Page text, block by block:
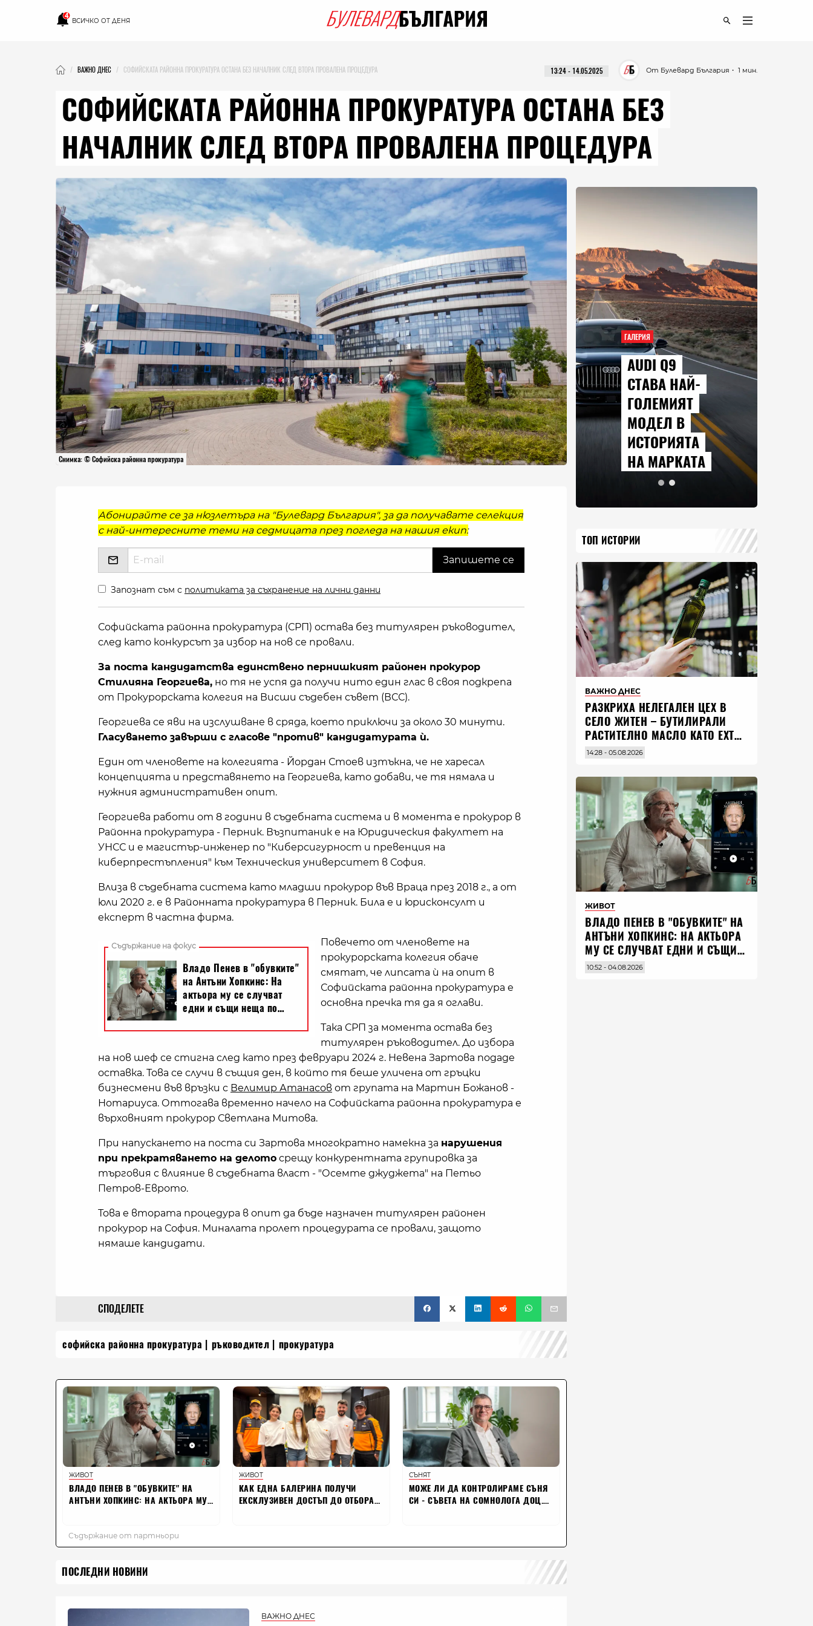
4
ВСИЧКО ОТ ДЕНЯ
ВАЖНО ДНЕС СОФИЙСКАТА РАЙОННА ПРОКУРАТУРА ОСТАНА БЕЗ НАЧАЛНИК СЛЕД ВТОРА ПРОВАЛЕНА ПРОЦЕДУРА ・ 1 мин.
От Булевард България
13:24 - 14.05.2025
СОФИЙСКАТА РАЙОННА ПРОКУРАТУРА ОСТАНА БЕЗ
НАЧАЛНИК СЛЕД ВТОРА ПРОВАЛЕНА ПРОЦЕДУРА
Снимка: © Софийска районна прокуратура
Абонирайте се за нюзлетъра на "Булевард България", за да получавате селекция
с най-интересните теми на седмицата през погледа на нашия екип:
Запознат съм с политиката за съхранение на лични данни
Софийската районна прокуратура (СРП) остава без титулярен ръководител,
след като конкурсът за избор на нов се провали.
За поста кандидатства единствено пернишкият районен прокурор
Стилияна Георгиева, но тя не успя да получи нито един глас в своя подкрепа
от Прокурорската колегия на Висши съдебен съвет (ВСС).
Георгиева се яви на изслушване в сряда, което приключи за около 30 минути.
Гласуването завърши с гласове "против" кандидатурата ѝ.
Един от членовете на колегията - Йордан Стоев изтъкна, че не харесал
концепцията и представянето на Георгиева, като добави, че тя нямала и
нужния административен опит.
Георгиева работи от 8 години в съдебната система и в момента е прокурор в
Районна прокуратура - Перник. Възпитаник е на Юридическия факултет на
УНСС и е магистър-инженер по "Киберсигурност и превенция на
киберпрестъпления" към Техническия университет в София.
Влиза в съдебната система като младши прокурор във Враца през 2018 г., а от
юли 2020 г. е в Районната прокуратура в Перник. Била е и юрисконсулт и
експерт в частна фирма.
Повечето от членовете на
прокурорската колегия обаче
смятат, че липсата ѝ на опит в
Софийската районна прокуратура е
основна пречка тя да я оглави.
Така СРП за момента остава без
титулярен ръководител. До избора
на нов шеф се стигна след като през февруари 2024 г. Невена Зартова подаде
оставка. Това се случи в същия ден, в който тя беше уличена от гръцки
бизнесмени във връзки с Велимир Атанасов от групата на Мартин Божанов -
Нотариуса. Оттогава временно начело на Софийската районна прокуратура е
върховният прокурор Светлана Митова.
При напускането на поста си Зартова многократно намекна за нарушения
при прекратяването на делото срещу конкурентната групировка за
търговия с влияние в съдебната власт - "Осемте джуджета" на Петьо
Петров-Еврото.
Това е втората процедура в опит да бъде назначен титулярен районен
прокурор на София. Миналата пролет процедурата се провали, защото
нямаше кандидати.
СПОДЕЛЕТЕ
софийска районна прокуратура ръководител прокуратура
ПОСЛЕДНИ НОВИНИ
ВАЖНО ДНЕС
ГАЛЕРИЯ
AUDI Q9
СТАВА НАЙ-
ГОЛЕМИЯТ
МОДЕЛ В
ИСТОРИЯТА
НА МАРКАТА
ТОП ИСТОРИИ
ВАЖНО ДНЕС
РАЗКРИХА НЕЛЕГАЛЕН ЦЕХ В
СЕЛО ЖИТЕН – БУТИЛИРАЛИ
РАСТИТЕЛНО МАСЛО КАТО EXTRA
VIRGIN ЗЕХТИН
14:28 - 05.08.2026
ЖИВОТ
ВЛАДO ПЕНЕВ В "ОБУВКИТЕ" НА
АНТЪНИ ХОПКИНС: НА АКТЬОРА
МУ СЕ СЛУЧВАТ ЕДНИ И СЪЩИ
НЕЩА ПО ЦЕЛИЯ СВЯТ
10:52 - 04.08.2026